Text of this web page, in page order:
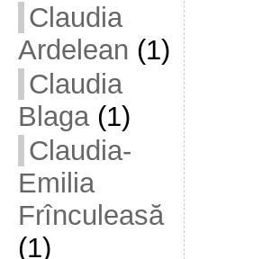
Claudia
Ardelean (1)
Claudia
Blaga(1)
Claudia-
Emilia
Frînculeasă
(1)